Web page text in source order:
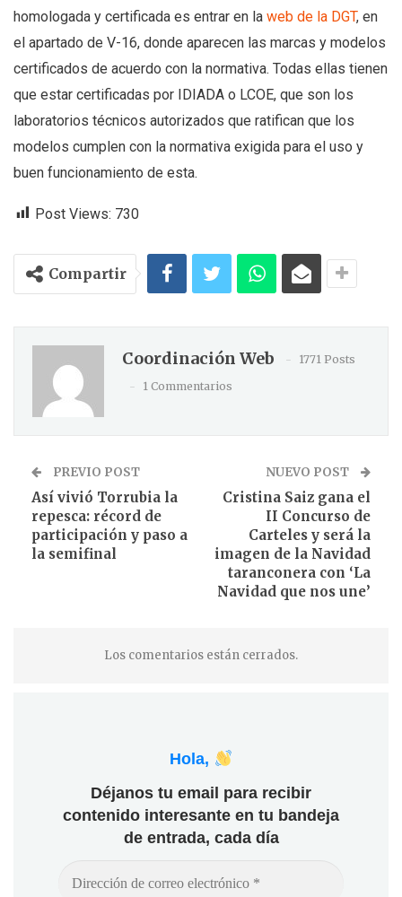
homologada y certificada es entrar en la web de la DGT, en
el apartado de V-16, donde aparecen las marcas y modelos
certificados de acuerdo con la normativa. Todas ellas tienen
que estar certificadas por IDIADA o LCOE, que son los
laboratorios técnicos autorizados que ratifican que los
modelos cumplen con la normativa exigida para el uso y
buen funcionamiento de esta.
Post Views: 730
Compartir
Coordinación Web
1771 Posts
1 Commentarios
PREVIO POST
Así vivió Torrubia la
repesca: récord de
participación y paso a
la semifinal
NUEVO POST
Cristina Saiz gana el
II Concurso de
Carteles y será la
imagen de la Navidad
taranconera con ‘La
Navidad que nos une’
Los comentarios están cerrados.
Hola,
Déjanos tu email para recibir
contenido interesante en tu bandeja
de entrada, cada día